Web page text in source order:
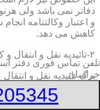
دفاتر نمی باشد ولی
و اعتبار وکالتنامه
کاهش می دهد.
۲-تائیدیه نقل و انتقال و کارت سبز (شناسنامه مالکیت)
برگ تائیدیه نقل و
مشخصات کامل خودرو
تلفن تماس فوری دفتر
خراسان